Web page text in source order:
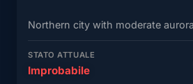
Northern city with moderate
STATO ATTUALE
Improbabile